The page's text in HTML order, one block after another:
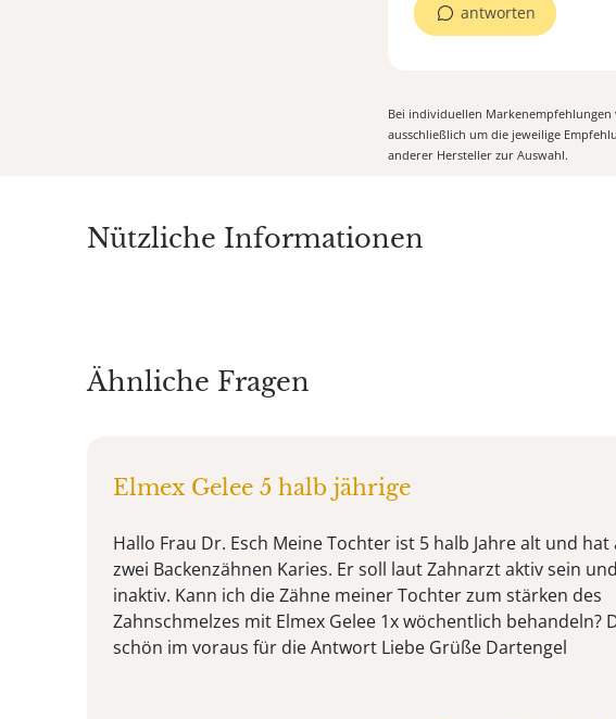
antworten
Bei individuellen
ausschließlich um die jeweilige
anderer Hersteller zur Auswahl.
Nützliche Informationen
Ähnliche Fragen
Elmex Gelee 5 halb jährige
Hallo Frau Dr. Esch Meine Tochter ist 5 halb Jahre alt und hat
zwei Backenzähnen Karies. Er soll laut Zahnarzt aktiv sein
inaktiv. Kann ich die Zähne meiner Tochter zum stärken des
Zahnschmelzes mit Elmex Gelee 1x wöchentlich behandeln?
schön im voraus für die Antwort Liebe Grüße Dartengel